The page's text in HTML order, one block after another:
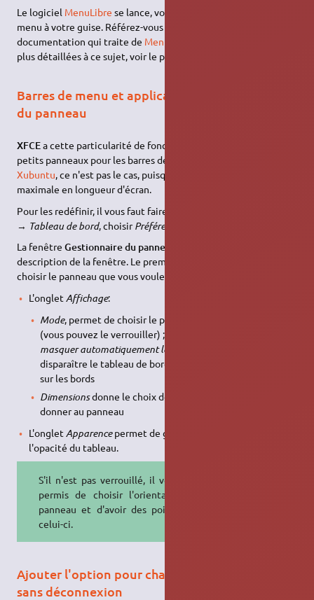
Le logiciel MenuLibre se lance, vous pouvez paramétrer le
menu à votre guise. Référez-vous à la page de la
documentation qui traite de MenuLibre
plus détaillées à ce sujet, voir le post de
Barres de menu et application : gérer la taille
du panneau
XFCEa cette particularité de fonctionner à la base avec des
petits panneaux pour les barres de menu et d'application. Sous
Xubuntu, ce n'est pas le cas, puisque ceux-ci font la taille
maximale en longueur d'écran.
Pour les redéfinir, il vous faut faire un clic droit sur le panneau
→ Tableau de bord, choisirPréférences du tableau de bord
La fenêtreGestionnaire du panneau
description de la fenêtre. Le premier champ vous permet de
choisir le panneau que vous voulez modifier, vous avez alors :
L'onglet Affichage:
Mode, permet de choisir le positionnement du panneau
(vous pouvez le verrouiller) ; la case à cocher
masquer automatiquement le tableau de bord
disparaître le tableau de bord jusqu'au passage de la souris
sur les bords
Dimensionsdonne le choix de la taille que vous souhaitez
donner au panneau
L'onglet Apparencepermet de gérer la transparence et
l'opacité du tableau.
S'il n'est pas verrouillé, il vous sera
permis de choisir l'orientation du
panneau et d'avoir des poignées à
celui-ci.
Ajouter l'option pour changer d'utilisateur
sans déconnexion